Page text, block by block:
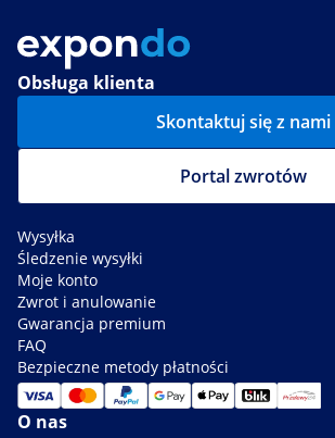
Obsługa klienta
Skontaktuj się z nami
Portal zwrotów
Wysyłka
Śledzenie wysyłki
Moje konto
Zwrot i anulowanie
Gwarancja premium
FAQ
Bezpieczne metody płatności
O nas